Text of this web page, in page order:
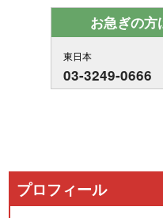
お急ぎの方
東日本
03-3249-0666
プロフィール